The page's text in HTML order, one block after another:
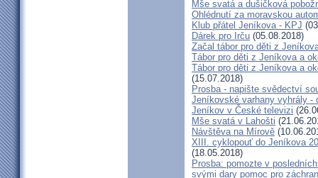
Mše svatá a dušičková
Ohlédnutí za moravskou
Klub přátel Jeníkova - KPJ
Dárek pro Irču (05.08.2018)
Začal tábor pro děti z
Tábor pro děti z Jeníkova a
Tábor pro děti z Jeníkova a
(15.07.2018)
Prosba - napište svědectví
Jeníkovské varhany vyhrály -
Jeníkov v České televizi
Mše svatá v Lahošti
Návštěva na Mírově
XIII. cyklopouť do Jeníkova
(18.05.2018)
Prosba: pomozte v
svými dary pomoc pro